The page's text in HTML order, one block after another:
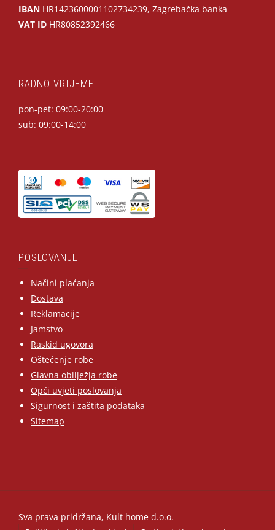
IBAN HR1423600001102734239, Zagrebačka banka
VAT ID HR80852392466
RADNO VRIJEME
pon-pet: 09:00-20:00
sub: 09:00-14:00
POSLOVANJE
Načini plaćanja
Dostava
Reklamacije
Jamstvo
Raskid ugovora
Oštećenje robe
Glavna obilježja robe
Opći uvjeti poslovanja
Sigurnost i zaštita podataka
Sitemap
Sva prava pridržana, Kult home d.o.o.